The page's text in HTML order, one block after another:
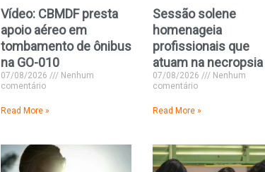
Vídeo: CBMDF presta
apoio aéreo em
tombamento de ônibus
na GO-010
07/08/2026
Nenhum
comentário
Read More »
Sessão solene
homenageia
profissionais que
atuam na necropsia
07/08/2026
Nenhum
comentário
Read More »